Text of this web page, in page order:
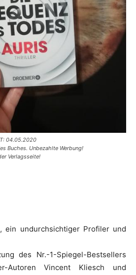
04.05.2020
Buches. Unbezahlte Werbung!
Verlagsseite!
ein undurchsichtiger Profiler und
des Nr.-1-Spiegel-Bestsellers
Autoren Vincent Kliesch und